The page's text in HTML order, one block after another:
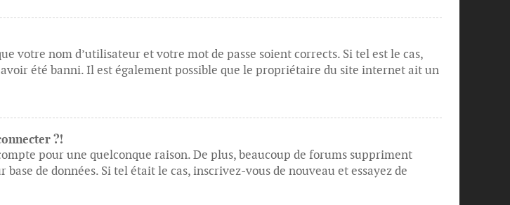
votre nom d’utilisateur et votre mot de passe soient corrects. Si tel est le cas,
été banni. Il est également possible que le propriétaire du site internet ait un
?!
pour une quelconque raison. De plus, beaucoup de forums suppriment
de données. Si tel était le cas, inscrivez-vous de nouveau et essayez de